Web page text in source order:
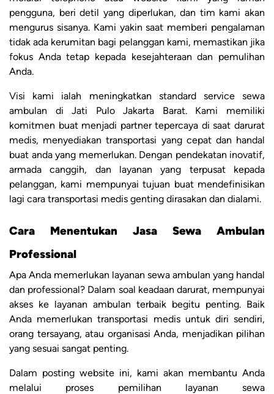
pengguna, beri detil yang diperlukan, dan tim kami akan
mengurus sisanya. Kami yakin saat memberi pengalaman
tidak ada kerumitan bagi pelanggan kami, memastikan jika
fokus Anda tetap kepada kesejahteraan dan pemulihan
Anda.
Visi kami ialah meningkatkan standard service sewa
ambulan di Jati Pulo Jakarta Barat. Kami memiliki
komitmen buat menjadi partner tepercaya di saat darurat
medis, menyediakan transportasi yang cepat dan handal
buat anda yang memerlukan. Dengan pendekatan inovatif,
armada canggih, dan layanan yang terpusat kepada
pelanggan, kami mempunyai tujuan buat mendefinisikan
lagi cara transportasi medis genting dirasakan dan dialami.
Cara Menentukan Jasa Sewa Ambulan
Professional
Apa Anda memerlukan layanan sewa ambulan yang handal
dan professional? Dalam soal keadaan darurat, mempunyai
akses ke layanan ambulan terbaik begitu penting. Baik
Anda memerlukan transportasi medis untuk diri sendiri,
orang tersayang, atau organisasi Anda, menjadikan pilihan
yang sesuai sangat penting.
Dalam posting website ini, kami akan membantu Anda
melalui proses pemilihan layanan sewa